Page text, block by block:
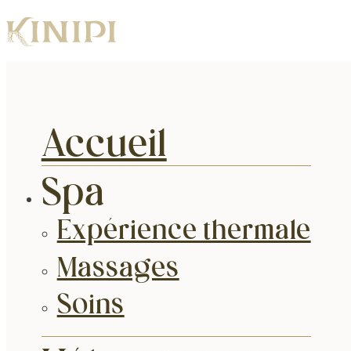
Accueil
Spa
Expérience thermale
Massages
Soins